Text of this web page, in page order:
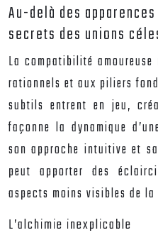
Au-delà des
secrets des unions
La compatibilité
rationnels et aux piliers
subtils entrent en jeu,
façonne la dynamique
son approche intuitive et
peut apporter des
aspects moins visibles de
L’alchimie inexplicable